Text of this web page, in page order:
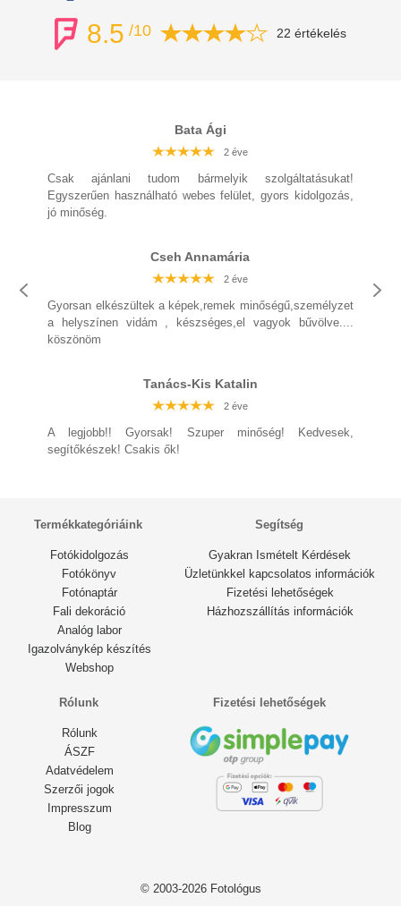
8.5 /10 22 értékelés
Bata Ági
2 éve
Csak ajánlani tudom bármelyik szolgáltatásukat!
Egyszerűen használható webes felület, gyors kidolgozás,
jó minőség.
Cseh Annamária
2 éve
Gyorsan elkészültek a képek,remek minőségű,személyzet
a helyszínen vidám , készséges,el vagyok bűvölve....
köszönöm
Tanács-Kis Katalin
2 éve
A legjobb!! Gyorsak! Szuper minőség! Kedvesek,
segítőkészek! Csakis ők!
2 éve
2 éve
2 éve
2 éve
2 éve
2 éve
2 éve
2 éve
2 éve
2 éve
2 éve
2 éve
2 éve
2 éve
Termékkategóriáink
Fotókidolgozás
Fotókönyv
Fotónaptár
Fali dekoráció
Analóg labor
Igazolványkép készítés
Webshop
Segítség
Gyakran Ismételt Kérdések
Üzletünkkel kapcsolatos információk
Fizetési lehetőségek
Házhozszállítás információk
Rólunk
Rólunk
ÁSZF
Adatvédelem
Szerzői jogok
Impresszum
Blog
Fizetési lehetőségek
© 2003-2026 Fotológus